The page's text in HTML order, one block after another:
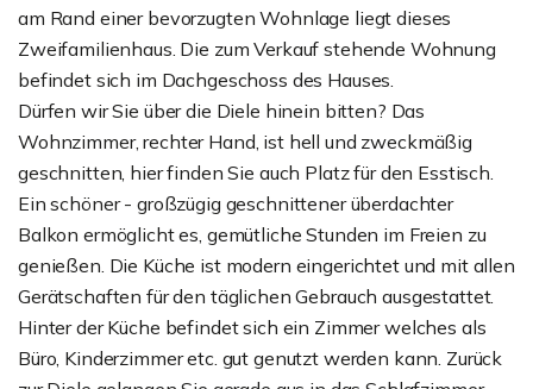
am Rand einer bevorzugten Wohnlage liegt dieses
Zweifamilienhaus. Die zum Verkauf stehende Wohnung
befindet sich im Dachgeschoss des Hauses.
Dürfen wir Sie über die Diele hinein bitten? Das
Wohnzimmer, rechter Hand, ist hell und zweckmäßig
geschnitten, hier finden Sie auch Platz für den Esstisch.
Ein schöner - großzügig geschnittener überdachter
Balkon ermöglicht es, gemütliche Stunden im Freien zu
genießen. Die Küche ist modern eingerichtet und mit allen
Gerätschaften für den täglichen Gebrauch ausgestattet.
Hinter der Küche befindet sich ein Zimmer welches als
Büro, Kinderzimmer etc. gut genutzt werden kann. Zurück